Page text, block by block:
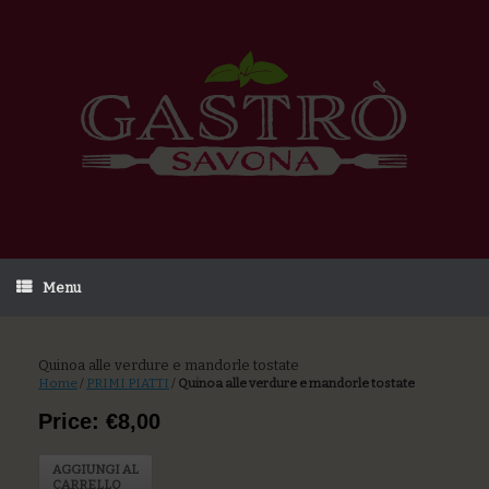
Menu
Quinoa alle verdure e mandorle tostate
Home / PRIMI PIATTI / Quinoa alle verdure e mandorle tostate
Price: €8,00
AGGIUNGI AL
CARRELLO